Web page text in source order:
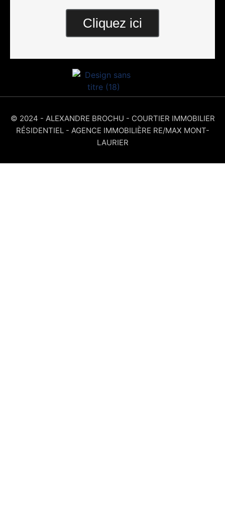
Cliquez ici
© 2024 - ALEXANDRE BROCHU - COURTIER IMMOBILIER
RÉSIDENTIEL - AGENCE IMMOBILIÈRE RE/MAX MONT-
LAURIER